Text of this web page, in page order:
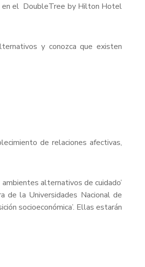
en el DoubleTree by Hilton Hotel
y conozca que existen
de relaciones afectivas,
alternativos de cuidado’
de la Universidades Nacional de
socioeconómica’. Ellas estarán